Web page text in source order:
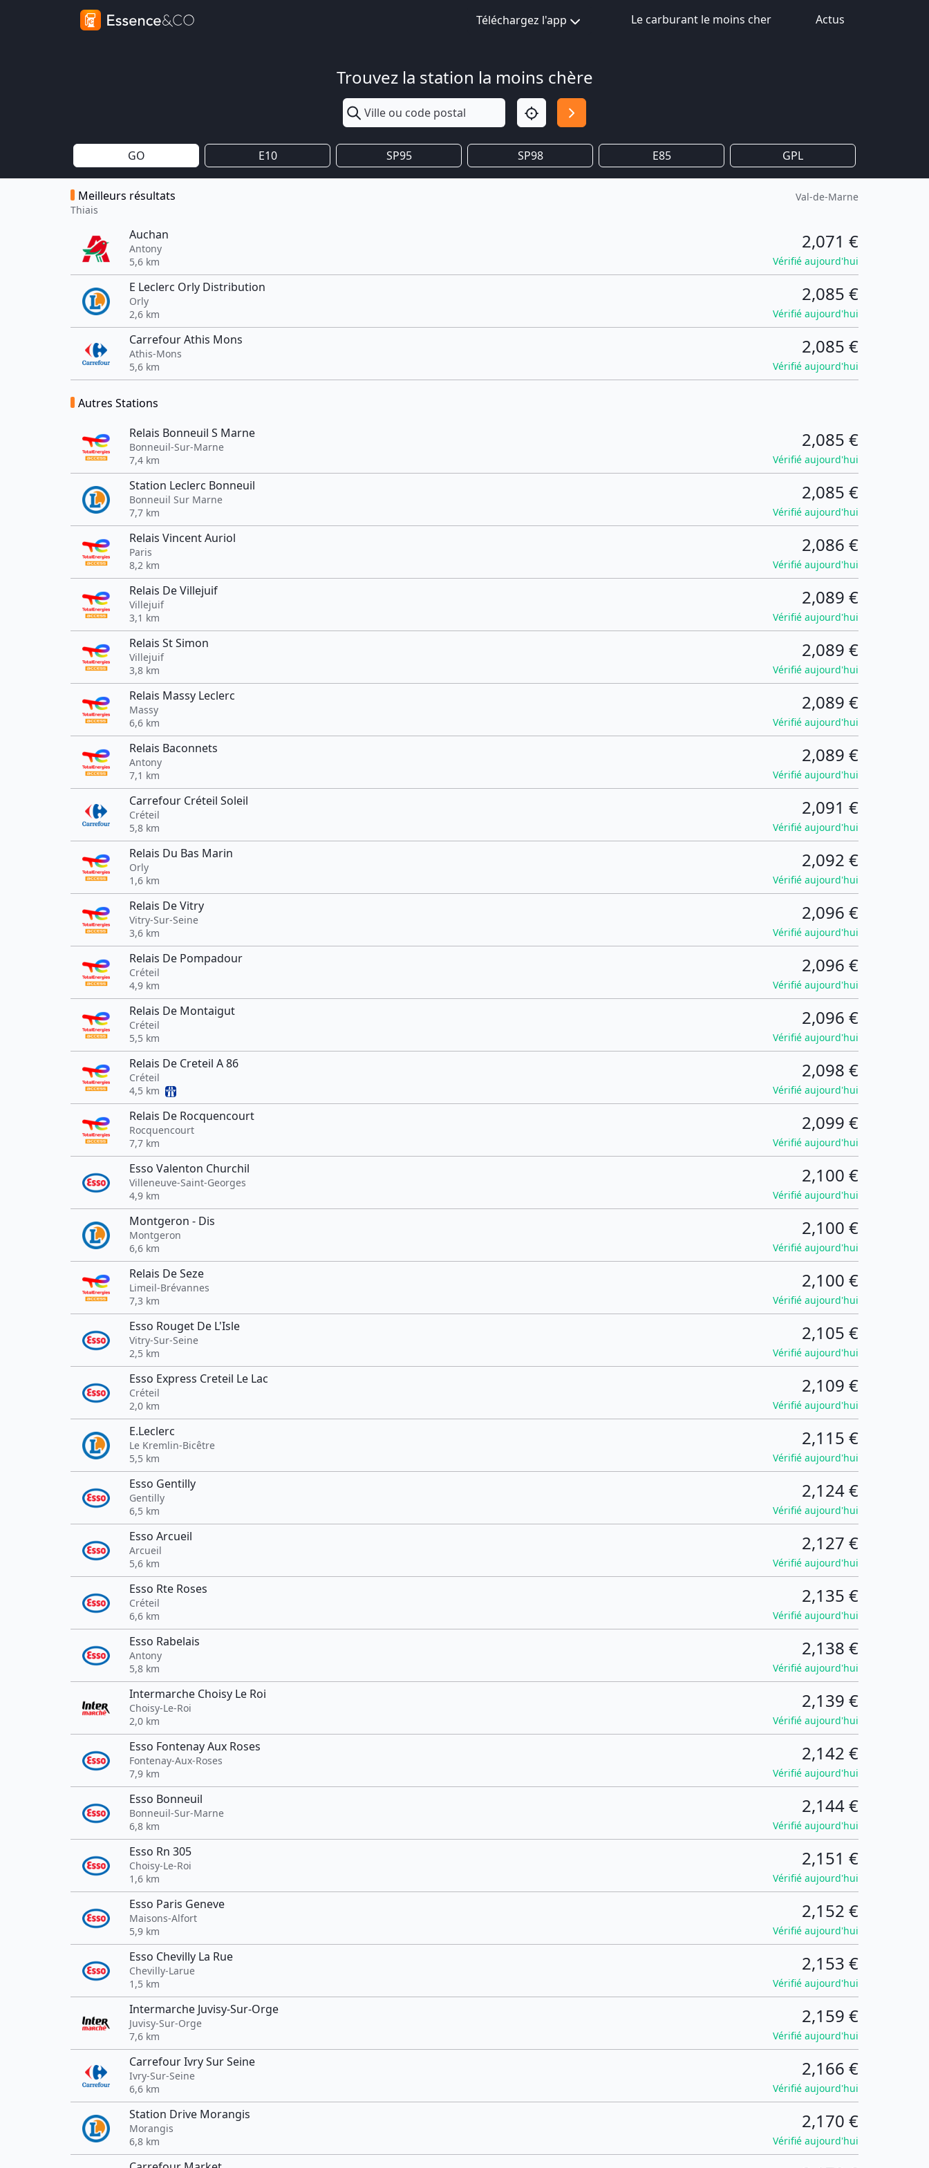
Téléchargez l'app Le carburant le moins cher Actus
Trouvez la station la moins chère
GO E10 SP95 SP98 E85 GPL
Meilleurs résultats
Thiais
Val-de-Marne
Auchan
Antony
5,6 km
2,071 €
Vérifié aujourd'hui
E Leclerc Orly Distribution
Orly
2,6 km
2,085 €
Vérifié aujourd'hui
Carrefour Athis Mons
Athis-Mons
5,6 km
2,085 €
Vérifié aujourd'hui
Autres Stations
Relais Bonneuil S Marne
Bonneuil-Sur-Marne
7,4 km
2,085 €
Vérifié aujourd'hui
Station Leclerc Bonneuil
Bonneuil Sur Marne
7,7 km
2,085 €
Vérifié aujourd'hui
Relais Vincent Auriol
Paris
8,2 km
2,086 €
Vérifié aujourd'hui
Relais De Villejuif
Villejuif
3,1 km
2,089 €
Vérifié aujourd'hui
Relais St Simon
Villejuif
3,8 km
2,089 €
Vérifié aujourd'hui
Relais Massy Leclerc
Massy
6,6 km
2,089 €
Vérifié aujourd'hui
Relais Baconnets
Antony
7,1 km
2,089 €
Vérifié aujourd'hui
Carrefour Créteil Soleil
Créteil
5,8 km
2,091 €
Vérifié aujourd'hui
Relais Du Bas Marin
Orly
1,6 km
2,092 €
Vérifié aujourd'hui
Relais De Vitry
Vitry-Sur-Seine
3,6 km
2,096 €
Vérifié aujourd'hui
Relais De Pompadour
Créteil
4,9 km
2,096 €
Vérifié aujourd'hui
Relais De Montaigut
Créteil
5,5 km
2,096 €
Vérifié aujourd'hui
Relais De Creteil A 86
Créteil
4,5 km
2,098 €
Vérifié aujourd'hui
Relais De Rocquencourt
Rocquencourt
7,7 km
2,099 €
Vérifié aujourd'hui
Esso Valenton Churchil
Villeneuve-Saint-Georges
4,9 km
2,100 €
Vérifié aujourd'hui
Montgeron - Dis
Montgeron
6,6 km
2,100 €
Vérifié aujourd'hui
Relais De Seze
Limeil-Brévannes
7,3 km
2,100 €
Vérifié aujourd'hui
Esso Rouget De L'Isle
Vitry-Sur-Seine
2,5 km
2,105 €
Vérifié aujourd'hui
Esso Express Creteil Le Lac
Créteil
2,0 km
2,109 €
Vérifié aujourd'hui
E.Leclerc
Le Kremlin-Bicêtre
5,5 km
2,115 €
Vérifié aujourd'hui
Esso Gentilly
Gentilly
6,5 km
2,124 €
Vérifié aujourd'hui
Esso Arcueil
Arcueil
5,6 km
2,127 €
Vérifié aujourd'hui
Esso Rte Roses
Créteil
6,6 km
2,135 €
Vérifié aujourd'hui
Esso Rabelais
Antony
5,8 km
2,138 €
Vérifié aujourd'hui
Intermarche Choisy Le Roi
Choisy-Le-Roi
2,0 km
2,139 €
Vérifié aujourd'hui
Esso Fontenay Aux Roses
Fontenay-Aux-Roses
7,9 km
2,142 €
Vérifié aujourd'hui
Esso Bonneuil
Bonneuil-Sur-Marne
6,8 km
2,144 €
Vérifié aujourd'hui
Esso Rn 305
Choisy-Le-Roi
1,6 km
2,151 €
Vérifié aujourd'hui
Esso Paris Geneve
Maisons-Alfort
5,9 km
2,152 €
Vérifié aujourd'hui
Esso Chevilly La Rue
Chevilly-Larue
1,5 km
2,153 €
Vérifié aujourd'hui
Intermarche Juvisy-Sur-Orge
Juvisy-Sur-Orge
7,6 km
2,159 €
Vérifié aujourd'hui
Carrefour Ivry Sur Seine
Ivry-Sur-Seine
6,6 km
2,166 €
Vérifié aujourd'hui
Station Drive Morangis
Morangis
6,8 km
2,170 €
Vérifié aujourd'hui